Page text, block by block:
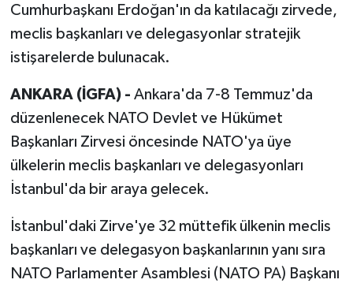
Cumhurbaşkanı Erdoğan'ın da katılacağı zirvede,
meclis başkanları ve delegasyonlar stratejik
istişarelerde bulunacak.
ANKARA (İGFA) - Ankara'da 7-8 Temmuz'da
düzenlenecek NATO Devlet ve Hükümet
Başkanları Zirvesi öncesinde NATO'ya üye
ülkelerin meclis başkanları ve delegasyonları
İstanbul'da bir araya gelecek.
İstanbul'daki Zirve'ye 32 müttefik ülkenin meclis
başkanları ve delegasyon başkanlarının yanı sıra
NATO Parlamenter Asamblesi (NATO PA) Başkanı